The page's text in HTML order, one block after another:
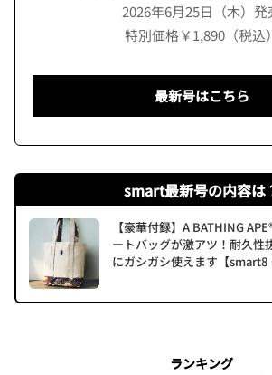
2026年6月25日（木）発
特別価格￥1,890（税込）
最新号はこちら
smart最新号の内容は
【豪華付録】A BATHING
ートバッグが激アツ！耐久性
にガシガシ使えます【smart8
ランキング